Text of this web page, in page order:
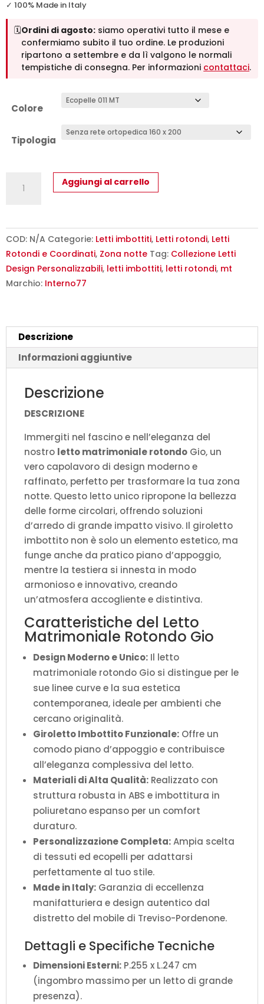
1.590,00€
a
2.240,00€
✓ 100% Made in Italy
🗓️Ordini di agosto: siamo operativi tutto il mese e
confermiamo subito il tuo ordine. Le produzioni
ripartono a settembre e da lì valgono le normali
tempistiche di consegna. Per informazioni contattaci.
Colore
Tipologia
Letto
Design
Moderno
|
Made
quantità
Aggiungi al carrello
COD: N/A Categorie: Letti imbottiti, Letti rotondi, Letti
Rotondi e Coordinati, Zona notte Tag: Collezione Letti
Design Personalizzabili, letti imbottiti, letti rotondi, mt
Marchio: Interno77
Descrizione
Informazioni aggiuntive
Descrizione
DESCRIZIONE
Immergiti nel fascino e nell’eleganza del
nostro letto matrimoniale rotondo Gio, un
vero capolavoro di design moderno e
raffinato, perfetto per trasformare la tua zona
notte. Questo letto unico ripropone la bellezza
delle forme circolari, offrendo soluzioni
d’arredo di grande impatto visivo. Il giroletto
imbottito non è solo un elemento estetico, ma
funge anche da pratico piano d’appoggio,
mentre la testiera si innesta in modo
armonioso e innovativo, creando
un’atmosfera accogliente e distintiva.
Caratteristiche del Letto
Matrimoniale Rotondo Gio
Design Moderno e Unico: Il letto
matrimoniale rotondo Gio si distingue per le
sue linee curve e la sua estetica
contemporanea, ideale per ambienti che
cercano originalità.
Giroletto Imbottito Funzionale: Offre un
comodo piano d’appoggio e contribuisce
all’eleganza complessiva del letto.
Materiali di Alta Qualità: Realizzato con
struttura robusta in ABS e imbottitura in
poliuretano espanso per un comfort
duraturo.
Personalizzazione Completa:Ampia scelta
di tessuti ed ecopelli per adattarsi
perfettamente al tuo stile.
Made in Italy: Garanzia di eccellenza
manifatturiera e design autentico dal
distretto del mobile di Treviso-Pordenone.
Dettagli e Specifiche Tecniche
Dimensioni Esterni: P.255 x L.247 cm
(ingombro massimo per un letto di grande
presenza).